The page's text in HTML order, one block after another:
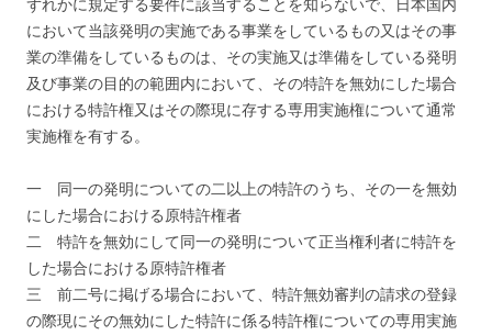
において当該発明の実施である事業をしているもの又はその事
業の準備をしているものは、その実施又は準備をしている発明
及び事業の目的の範囲内において、その特許を無効にした場合
における特許権又はその際現に存する専用実施権について通常
実施権を有する。
一 同一の発明についての二以上の特許のうち、その一を無効
にした場合における原特許権者
二 特許を無効にして同一の発明について正当権利者に特許を
した場合における原特許権者
三 前二号に掲げる場合において、特許無効審判の請求の登録
の際現にその無効にした特許に係る特許権についての専用実施